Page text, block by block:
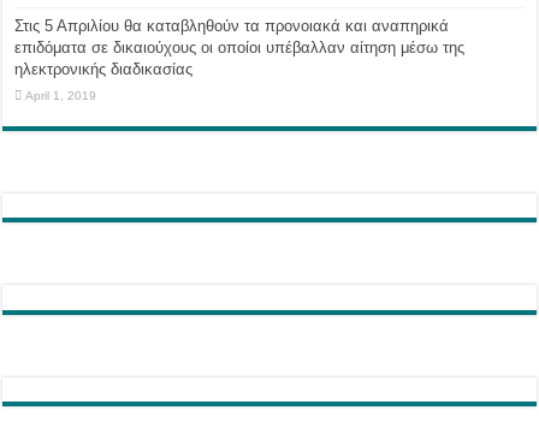
Στις 5 Απριλίου θα καταβληθούν τα προνοιακά και αναπηρικά
επιδόματα σε δικαιούχους οι οποίοι υπέβαλλαν αίτηση μέσω της
ηλεκτρονικής διαδικασίας
April 1, 2019